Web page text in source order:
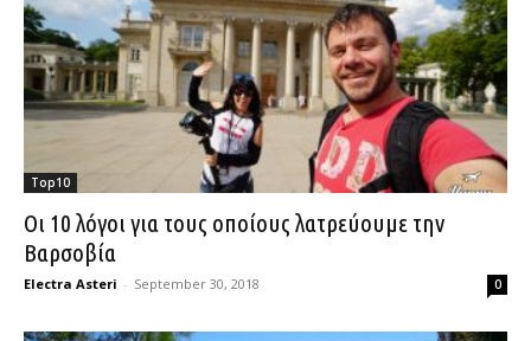
Top10
Οι 10 λόγοι για τους οποίους λατρεύουμε την
Βαρσοβία
Electra Asteri - September 30, 2018 0